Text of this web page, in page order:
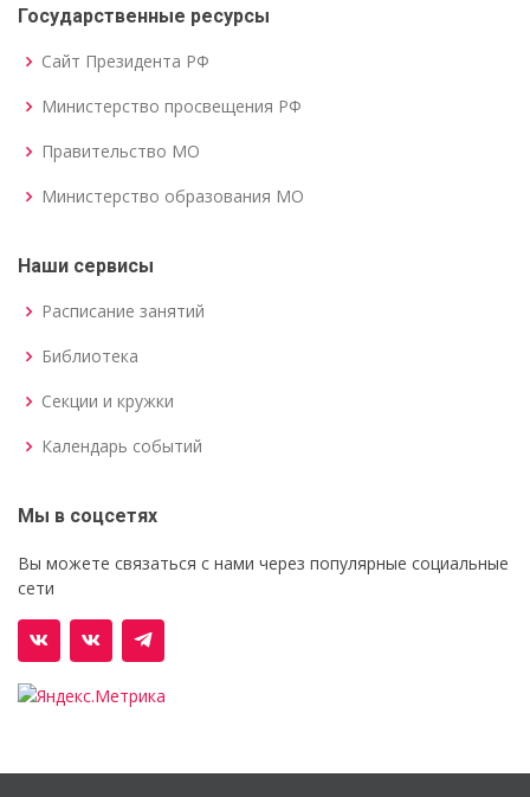
Государственные ресурсы
Сайт Президента РФ
Министерство просвещения РФ
Правительство МО
Министерство образования МО
Наши сервисы
Расписание занятий
Библиотека
Секции и кружки
Календарь событий
Мы в соцсетях
Вы можете связаться с нами через популярные социальные
сети